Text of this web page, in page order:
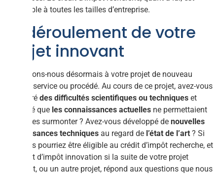
accessible à toutes les tailles d’entreprise.
Le déroulement de votre
projet innovant
Intéressons-nous désormais à votre projet de nouveau
produit, service ou procédé. Au cours de ce projet, avez-vous
rencontré des difficultés scientifiques ou techniques et
constaté que les connaissances actuelles ne permettaient
pas de les surmonter ? Avez-vous développé de nouvelles
connaissances techniques au regard de l’état de l’art ? Si
oui, vous pourriez être éligible au crédit d’impôt recherche, et
au crédit d’impôt innovation si la suite de votre projet
innovant, ou un autre projet, répond aux questions que nous